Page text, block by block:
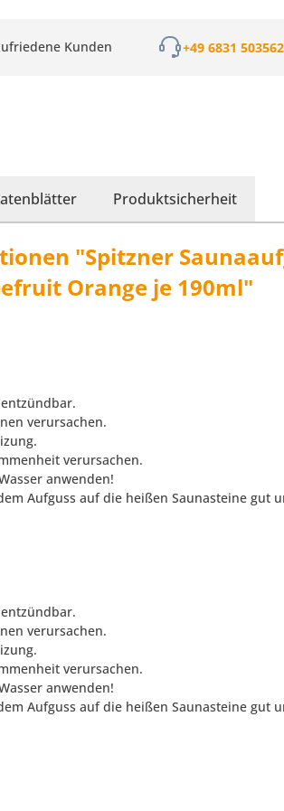
Kunden +49 6831
Produktsicherheit
"Spitzner
Orange je 190ml"
verursachen.
verursachen.
anwenden!
Aufguss auf die heißen Saunasteine gut
verursachen.
verursachen.
anwenden!
Aufguss auf die heißen Saunasteine gut